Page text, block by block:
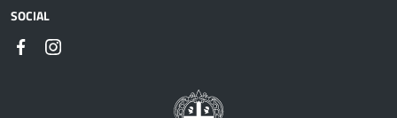
SOCIAL